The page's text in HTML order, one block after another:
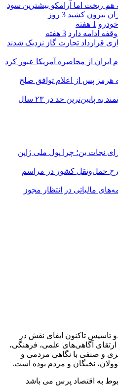
هم ریخت اما آرامکو بیشترین سود
بیرون کشید 3 روز
1 هفته
ادامه دارد 3 هفته
قرارداد تجارت گاز نزدیک شدند
هرمز پس از اعلام توافق صلح
ذخایر نفت کشورهای ثروتمند به پایین‌ترین حد در ۲۳ سال
نجات ین؛ چرا پول ملی ژاپن
حمل‌ونقل کشور در مراسم
مالیاتی در انتظار مجوز
تاسیس تاکنون ایفای نقش در
آگاهی‌های علمی، فرهنگی،
و صنفی با نگاهی مردمی و
نخبگان و مردم بوده است.
به اقتصاد پرس می باشد